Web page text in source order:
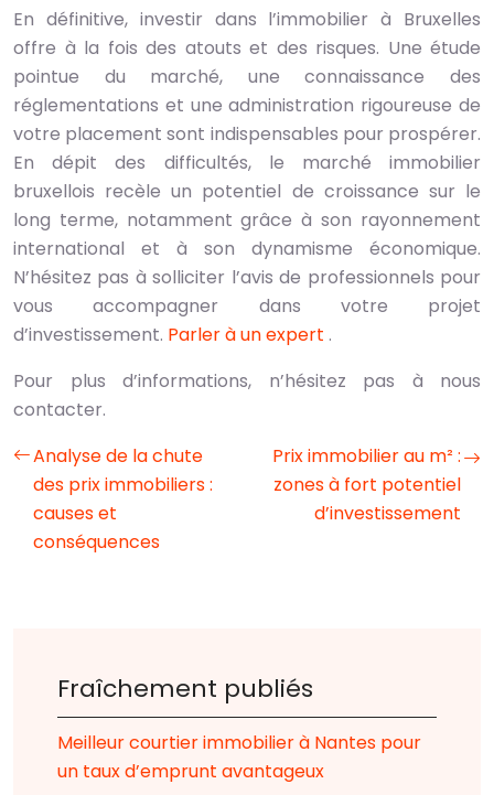
En définitive, investir dans l’immobilier à Bruxelles
offre à la fois des atouts et des risques. Une étude
pointue du marché, une connaissance des
réglementations et une administration rigoureuse de
votre placement sont indispensables pour prospérer.
En dépit des difficultés, le marché immobilier
bruxellois recèle un potentiel de croissance sur le
long terme, notamment grâce à son rayonnement
international et à son dynamisme économique.
N’hésitez pas à solliciter l’avis de professionnels pour
vous accompagner dans votre projet
d’investissement. Parler à un expert .
Pour plus d’informations, n’hésitez pas à nous
contacter.
Analyse de la chute
des prix immobiliers :
causes et
conséquences
Prix immobilier au m² :
zones à fort potentiel
d’investissement
Fraîchement publiés
Meilleur courtier immobilier à Nantes pour
un taux d’emprunt avantageux